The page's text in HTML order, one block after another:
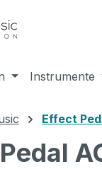
Instrumente
Effect